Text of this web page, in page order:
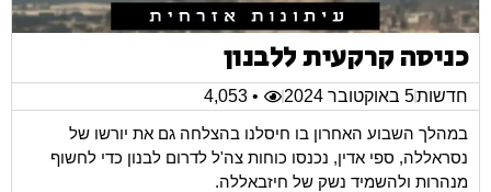
כניסה קרקעית ללבנון
חדשות5 באוקטובר 2024
• 4,053
במהלך השבוע האחרון בו חיסלנו בהצלחה גם את יורשו של
נסראללה, ספי אדין, נכנסו כוחות צה'ל לדרום לבנון כדי לחשוף
מנהרות ולהשמיד נשק של חיזבאללה.